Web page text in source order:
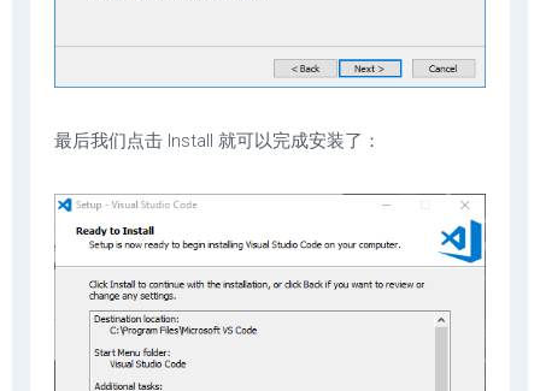
最后我们点击 Install 就可以完成安装了：